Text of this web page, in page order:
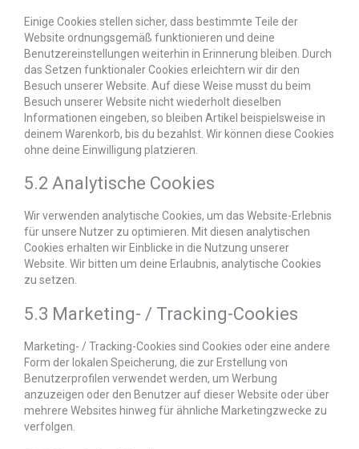
Einige Cookies stellen sicher, dass bestimmte Teile der
Website ordnungsgemäß funktionieren und deine
Benutzereinstellungen weiterhin in Erinnerung bleiben. Durch
das Setzen funktionaler Cookies erleichtern wir dir den
Besuch unserer Website. Auf diese Weise musst du beim
Besuch unserer Website nicht wiederholt dieselben
Informationen eingeben, so bleiben Artikel beispielsweise in
deinem Warenkorb, bis du bezahlst. Wir können diese Cookies
ohne deine Einwilligung platzieren.
5.2 Analytische Cookies
Wir verwenden analytische Cookies, um das Website-Erlebnis
für unsere Nutzer zu optimieren. Mit diesen analytischen
Cookies erhalten wir Einblicke in die Nutzung unserer
Website. Wir bitten um deine Erlaubnis, analytische Cookies
zu setzen.
5.3 Marketing- / Tracking-Cookies
Marketing- / Tracking-Cookies sind Cookies oder eine andere
Form der lokalen Speicherung, die zur Erstellung von
Benutzerprofilen verwendet werden, um Werbung
anzuzeigen oder den Benutzer auf dieser Website oder über
mehrere Websites hinweg für ähnliche Marketingzwecke zu
verfolgen.